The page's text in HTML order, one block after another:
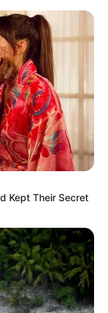
de uso
a aprender a
essa técnica
Kept Their Secret